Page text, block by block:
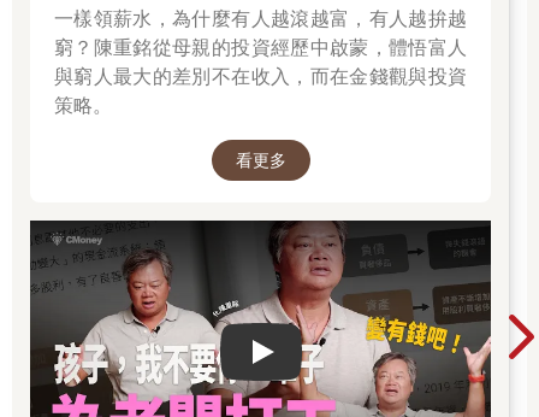
一樣領薪水，為什麼有人越滾越富，有人越拚越
窮？陳重銘從母親的投資經歷中啟蒙，體悟富人
與窮人最大的差別不在收入，而在金錢觀與投資
策略。
看更多
Play video